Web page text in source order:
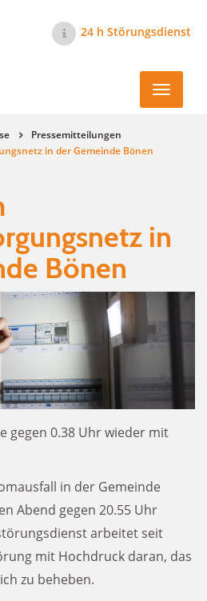
24 h Störungsdienst
ein-/
Pressemitteilungen
in der Gemeinde Bönen
in
Bönen
gegen 0.38 Uhr wieder mit
in der Gemeinde
Abend gegen 20.55 Uhr
arbeitet seit
mit Hochdruck daran, das
zu beheben.